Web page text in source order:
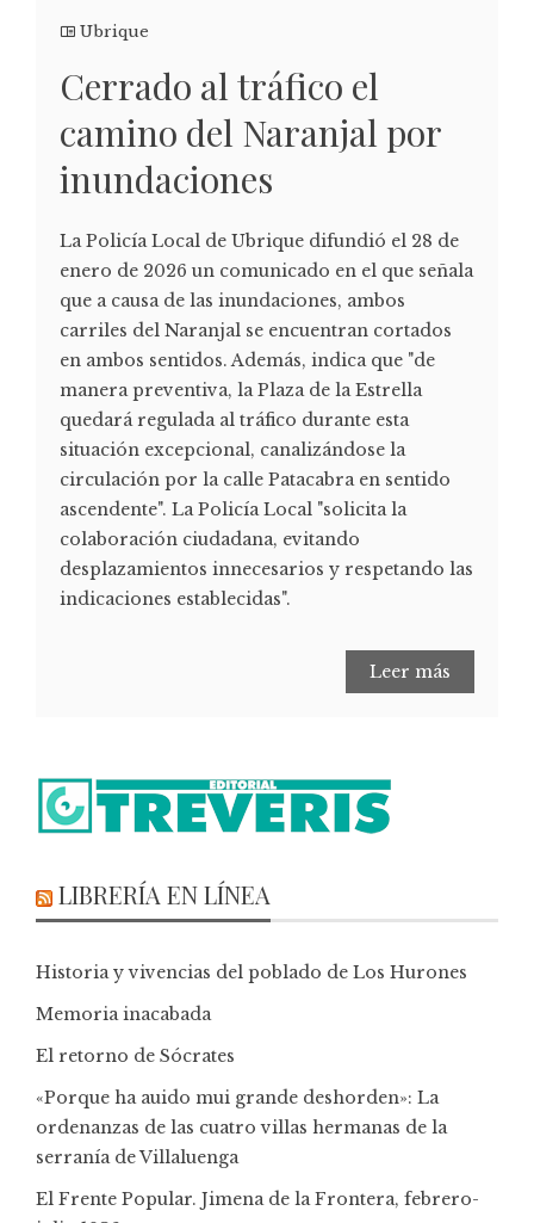
Ubrique
Cerrado al tráfico el
camino del Naranjal por
inundaciones
La Policía Local de Ubrique difundió el 28 de
enero de 2026 un comunicado en el que señala
que a causa de las inundaciones, ambos
carriles del Naranjal se encuentran cortados
en ambos sentidos. Además, indica que "de
manera preventiva, la Plaza de la Estrella
quedará regulada al tráfico durante esta
situación excepcional, canalizándose la
circulación por la calle Patacabra en sentido
ascendente". La Policía Local "solicita la
colaboración ciudadana, evitando
desplazamientos innecesarios y respetando las
indicaciones establecidas".
Leer más
LIBRERÍA EN LÍNEA
Historia y vivencias del poblado de Los Hurones
Memoria inacabada
El retorno de Sócrates
«Porque ha auido mui grande deshorden»: La
ordenanzas de las cuatro villas hermanas de la
serranía de Villaluenga
El Frente Popular. Jimena de la Frontera, febrero-